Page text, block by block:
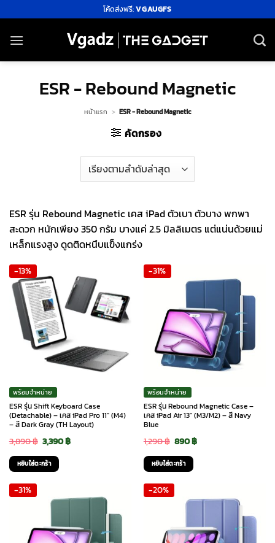
ไป
ยัง
โค้ดส่งฟรี:VGAUGFS
ESR - Rebound Magnetic
หน้าแรก > ESR - Rebound Magnetic
คัดกรอง
ESR รุ่น Rebound Magnetic เคส iPad ตัวเบา ตัวบาง พกพา
สะดวก หนักเพียง 350 กรัม บางแค่ 2.5 มิลลิเมตร แต่แน่นด้วยแม่
เหล็กแรงสูง ดูดติดหนึบแข็งแกร่ง
-13%
พร้อมจำหน่าย
ESR รุ่น Shift Keyboard Case
(Detachable) – เคส iPad Pro 11″ (M4)
– สี Dark Gray (TH Layout)
3,890฿ Original
price
was:
3,390฿Current
หยิบใส่ตะกร้า
-31%
พร้อมจำหน่าย
ESR รุ่น Rebound Magnetic Case –
เคส iPad Air 13″ (M3/M2) – สี Navy
Blue
1,290฿ Original
price
was:
1,290 ฿.
890฿Current
หยิบใส่ตะกร้า
-31% -20%